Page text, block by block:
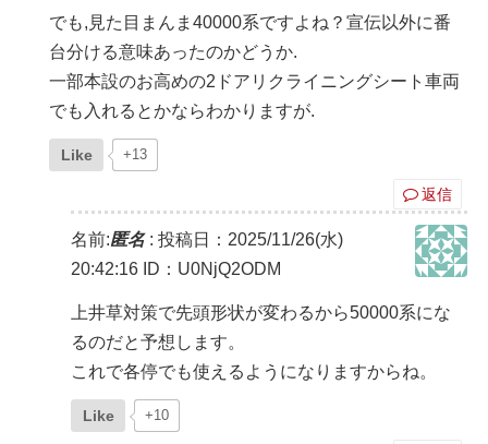
でも,見た目まんま40000系ですよね？宣伝以外に番
台分ける意味あったのかどうか.
一部本設のお高めの2ドアリクライニングシート車両
でも入れるとかならわかりますが.
Like +13
返信
名前:匿名: 投稿日：2025/11/26(水)
20:42:16 ID：U0NjQ2ODM
上井草対策で先頭形状が変わるから50000系にな
るのだと予想します。
これで各停でも使えるようになりますからね。
Like +10